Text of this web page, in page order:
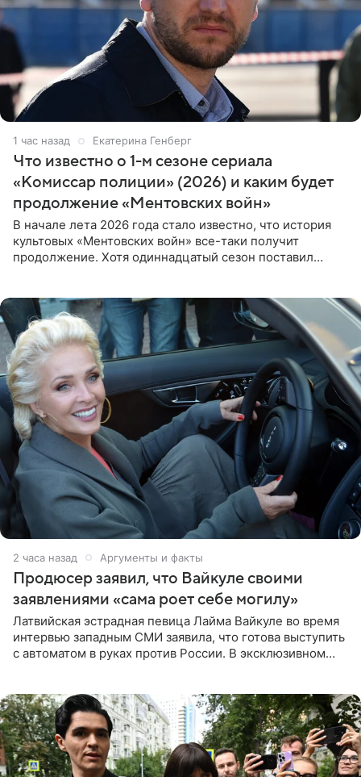
1 час назад Екатерина Генберг
Что известно о 1-м сезоне сериала
«Комиссар полиции» (2026) и каким будет
продолжение «Ментовских войн»
В начале лета 2026 года стало известно, что история
культовых «Ментовских войн» все-таки получит
продолжение. Хотя одиннадцатый сезон поставил
2 часа назад Аргументы и факты
Продюсер заявил, что Вайкуле своими
заявлениями «сама роет себе могилу»
Латвийская эстрадная певица Лайма Вайкуле во время
интервью западным СМИ заявила, что готова выступить
с автоматом в руках против России. В эксклюзивном